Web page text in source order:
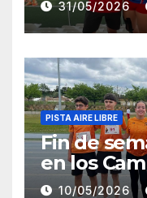
Club
31/05/2026
PISTA AIRE LIBRE
Fin de
en los
10/05/2026